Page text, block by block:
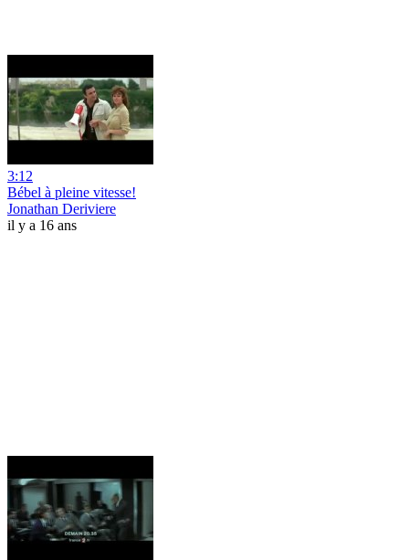
3:12
Bébel à pleine vitesse!
Jonathan Deriviere
il y a 16 ans